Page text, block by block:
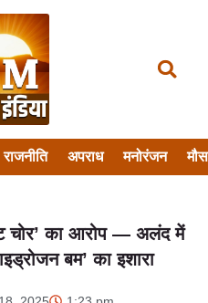
राजनीति अपराध मनोरंजन
चोर’ का आरोप — अलंद में
बम’ का इशारा